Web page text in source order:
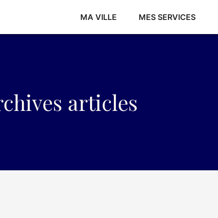
MA VILLE MES SERVICES
articles